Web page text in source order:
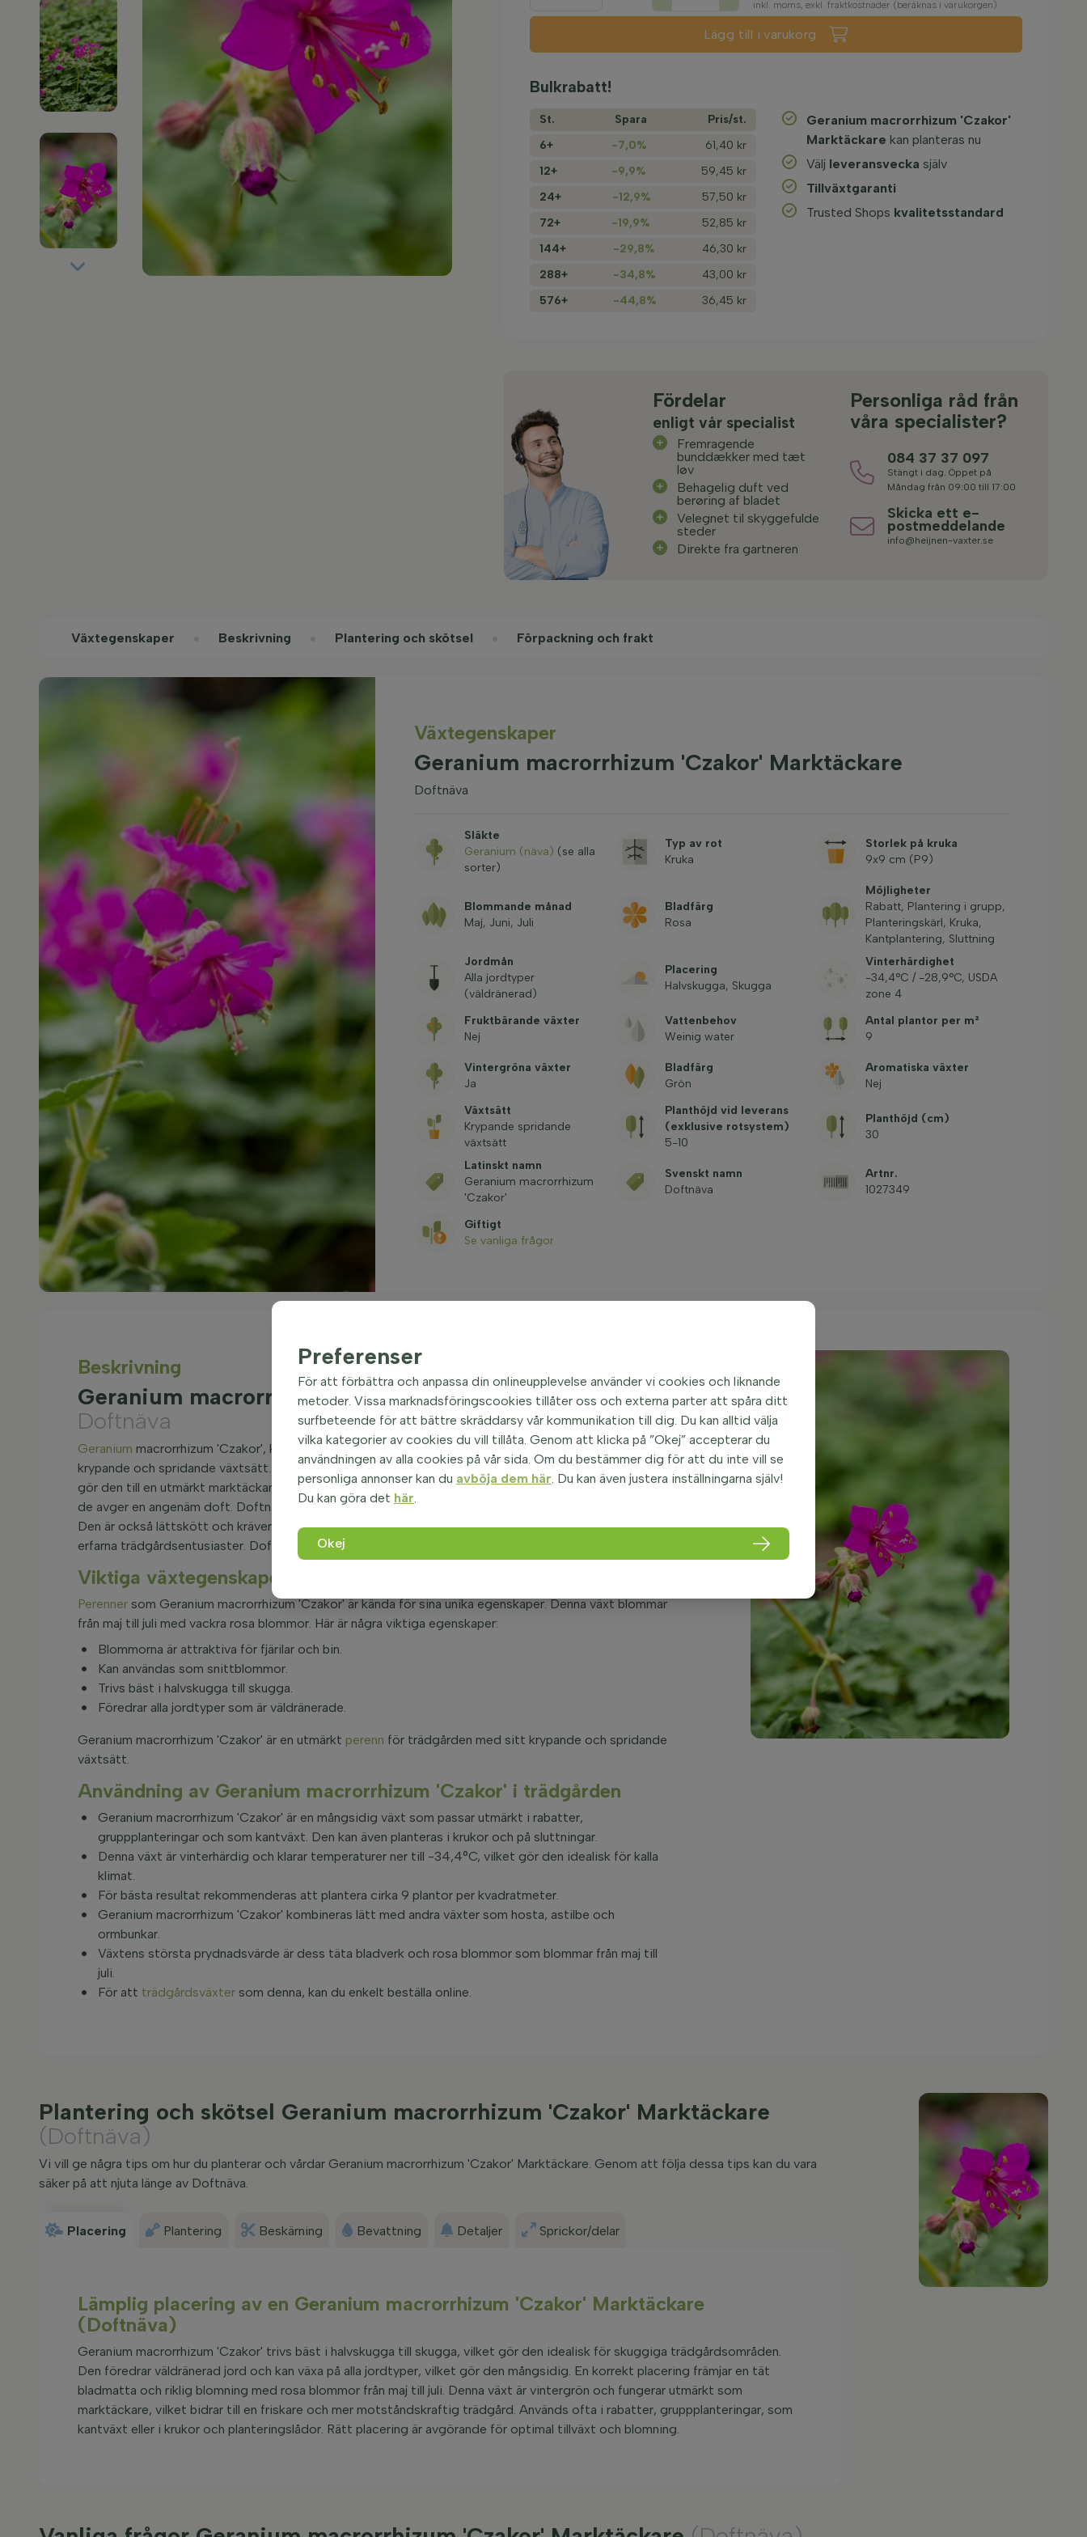
inkl. moms, exkl. fraktkostnader (beräknas i varukorgen)
Lägg till i varukorg
Bulkrabatt!
St. Spara
Pris/­st.
6+
-7,0%
61,40 kr
12+
-9,9%
59,45 kr
24+
-12,9%
57,50 kr
72+
-19,9%
52,85 kr
144+
-29,8%
46,30 kr
288+
-34,8%
43,00 kr
576+
-44,8% 36,45 kr
Geranium macrorrhizum 'Czakor'
Marktäckare kan planteras nu
Välj leveransvecka själv
Tillväxtgaranti
Trusted Shops kvalitetsstandard
Fördelar
enligt vår specialist
Fremragende
bunddækker med tæt
løv
Behagelig duft ved
berøring af bladet
Velegnet til skyggefulde
steder
Direkte fra gartneren
Personliga råd från
våra specialister?
084 37 37 097
Stängt i dag. Öppet på
Måndag från 09:00 till 17:00
Skicka ett e-
postmeddelande
info@heijnen-vaxter.se
Växtegenskaper Beskrivning Plantering och skötsel Förpackning och frakt
Växtegenskaper
Geranium macrorrhizum 'Czakor' Marktäckare
Doftnäva
Släkte
Geranium (näva) (se alla
sorter)
Typ av rot
Kruka
Storlek på kruka
9x9 cm (P9)
Blommande månad
Maj, Juni, Juli
Bladfärg
Rosa
Möjligheter
Rabatt, Plantering i grupp,
Planteringskärl, Kruka,
Kantplantering, Sluttning
Jordmån
Alla jordtyper
(väldränerad)
Placering
Halvskugga, Skugga
Vinterhärdighet
-34,4°C / -28,9°C, USDA
zone 4
Fruktbärande växter
Nej
Vattenbehov
Weinig water
Antal plantor per m²
9
Vintergröna växter
Ja
Bladfärg
Grön
Aromatiska växter
Nej
Växtsätt
Krypande spridande
växtsätt
Planthöjd vid leverans
(exklusive rotsystem)
5-10
Planthöjd (cm)
30
Latinskt namn
Geranium macrorrhizum
'Czakor'
Svenskt namn
Doftnäva
Artnr.
1027349
Giftigt
Se vanliga frågor
Beskrivning
Geranium macrorrhizum 'Czakor' Marktäckare|
Doftnäva
Geranium macrorrhizum 'Czakor', känd som Doftnäva i Sverige, är en populär växt tack vare sin
krypande och spridande växtsätt. Denna växt når en höjd av cirka 30 cm och har ett tätt bladverk som
gör den till en utmärkt marktäckare. Bladen är gröna, med en mjuk och behaglig känsla vid beröring, och
de avger en angenäm doft. Doftnäva är vintergrön, vilket innebär att den behåller sina blad året runt.
Den är också lättskött och kräver minimalt underhåll, vilket gör den idealisk för både nybörjare och
erfarna trädgårdsentusiaster. Doftnäva är perfekt för skuggiga platser i trädgården.
Viktiga växtegenskaper hos Geranium macrorrhizum 'Czakor'
Perenner som Geranium macrorrhizum 'Czakor' är kända för sina unika egenskaper. Denna växt blommar
från maj till juli med vackra rosa blommor. Här är några viktiga egenskaper:
Blommorna är attraktiva för fjärilar och bin.
Kan användas som snittblommor.
Trivs bäst i halvskugga till skugga.
Föredrar alla jordtyper som är väldränerade.
Geranium macrorrhizum 'Czakor' är en utmärkt perenn för trädgården med sitt krypande och spridande
växtsätt.
Användning av Geranium macrorrhizum 'Czakor' i trädgården
Geranium macrorrhizum 'Czakor' är en mångsidig växt som passar utmärkt i rabatter,
gruppplanteringar och som kantväxt. Den kan även planteras i krukor och på sluttningar.
Denna växt är vinterhärdig och klarar temperaturer ner till -34,4°C, vilket gör den idealisk för kalla
klimat.
För bästa resultat rekommenderas att plantera cirka 9 plantor per kvadratmeter.
Geranium macrorrhizum 'Czakor' kombineras lätt med andra växter som hosta, astilbe och
ormbunkar.
Växtens största prydnadsvärde är dess täta bladverk och rosa blommor som blommar från maj till
juli.
För att trädgårdsväxter som denna, kan du enkelt beställa online.
Plantering och skötsel Geranium macrorrhizum 'Czakor' Marktäckare
(Doftnäva)
Vi vill ge några tips om hur du planterar och vårdar Geranium macrorrhizum 'Czakor' Marktäckare. Genom att följa dessa tips kan du vara
säker på att njuta länge av Doftnäva.
Placering Plantering Beskärning Bevattning Detaljer Sprickor/delar
Lämplig placering av en Geranium macrorrhizum 'Czakor' Marktäckare
(Doftnäva)
Geranium macrorrhizum 'Czakor' trivs bäst i halvskugga till skugga, vilket gör den idealisk för skuggiga trädgårdsområden.
Den föredrar väldränerad jord och kan växa på alla jordtyper, vilket gör den mångsidig. En korrekt placering främjar en tät
bladmatta och riklig blomning med rosa blommor från maj till juli. Denna växt är vintergrön och fungerar utmärkt som
marktäckare, vilket bidrar till en friskare och mer motståndskraftig trädgård. Används ofta i rabatter, gruppplanteringar, som
kantväxt eller i krukor och planteringslådor. Rätt placering är avgörande för optimal tillväxt och blomning.
Preferenser
För att förbättra och anpassa din onlineupplevelse använder vi cookies och liknande
metoder. Vissa marknadsföringscookies tillåter oss och externa parter att spåra ditt
surfbeteende för att bättre skräddarsy vår kommunikation till dig. Du kan alltid välja
vilka kategorier av cookies du vill tillåta. Genom att klicka på ”Okej” accepterar du
användningen av alla cookies på vår sida. Om du bestämmer dig för att du inte vill se
personliga annonser kan du avböja dem här. Du kan även justera inställningarna själv!
Du kan göra det här.
Okej